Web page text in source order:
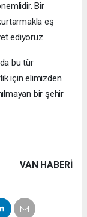
Bir
eş
ediyoruz.
bu tür
için elimizden
bir şehir
VAN HABERİ